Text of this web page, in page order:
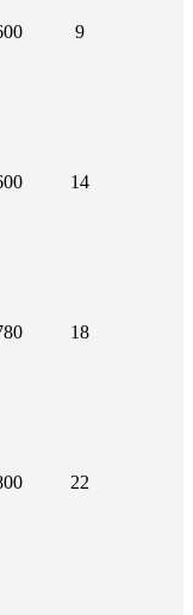
9
14
18
22